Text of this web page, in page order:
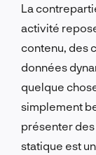
La
activité
contenu, des
données
quelque
simplement
présenter
statique est